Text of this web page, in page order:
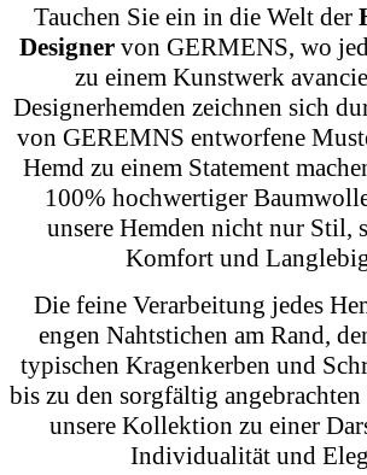
Tauchen Sie ein in die Welt der
Designer von GERMENS, wo
zu einem Kunstwerk
Designerhemden zeichnen sich
von GEREMNS entworfene
Hemd zu einem Statement
100% hochwertiger
unsere Hemden nicht nur Stil,
Komfort und
Die feine Verarbeitung jedes
engen Nahtstichen am Rand,
typischen Kragenkerben und
bis zu den sorgfältig
unsere Kollektion zu einer
Individualität und